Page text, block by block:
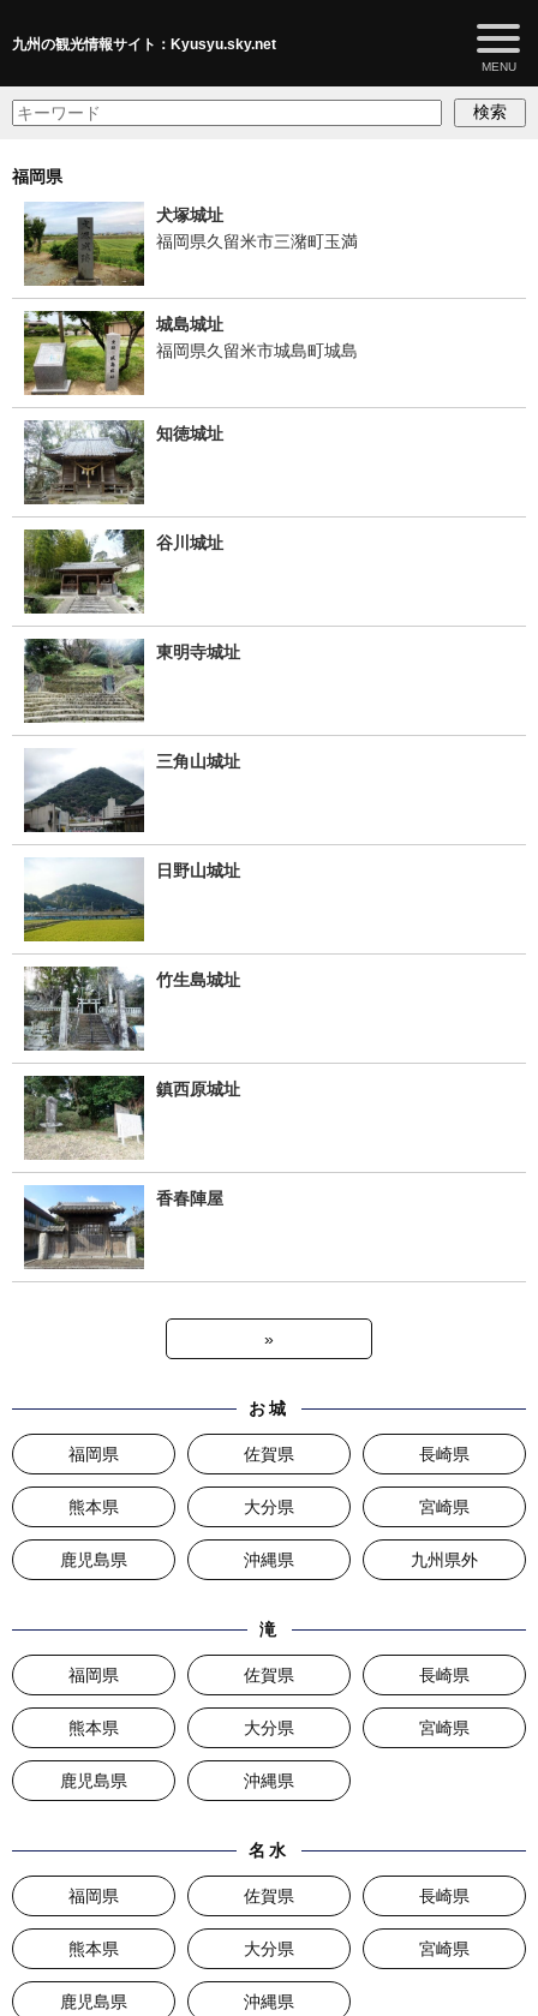
九州の観光情報サイト：Kyusyu.sky.net
検索
福岡県
犬塚城址
福岡県久留米市三潴町玉満
城島城址
福岡県久留米市城島町城島
知徳城址
谷川城址
東明寺城址
三角山城址
日野山城址
竹生島城址
鎮西原城址
香春陣屋
»
お城
福岡県 佐賀県 長崎県
熊本県 大分県 宮崎県
鹿児島県 沖縄県 九州県外
滝
福岡県 佐賀県 長崎県
熊本県 大分県 宮崎県
鹿児島県 沖縄県
名水
福岡県 佐賀県 長崎県
熊本県 大分県 宮崎県
鹿児島県 沖縄県